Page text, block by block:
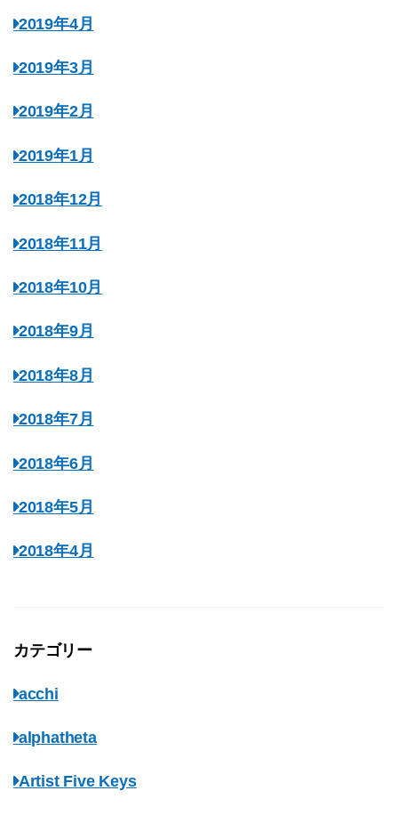
2019年4月
2019年3月
2019年2月
2019年1月
2018年12月
2018年11月
2018年10月
2018年9月
2018年8月
2018年7月
2018年6月
2018年5月
2018年4月
カテゴリー
acchi
alphatheta
Artist Five Keys